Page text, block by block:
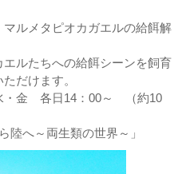
ルメタピオカガエルの給餌解
ルたちへの給餌シーンを飼育
だけます。
・金 各日14：00～ （約10
陸へ～両生類の世界～」